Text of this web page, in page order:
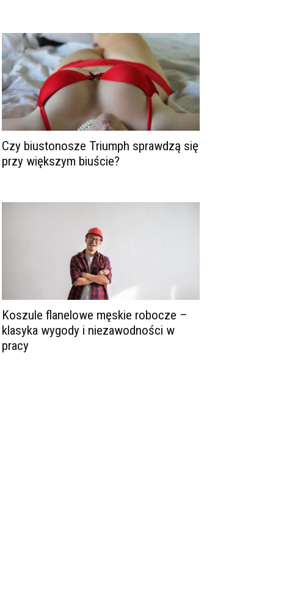
Czy biustonosze Triumph sprawdzą się
przy większym biuście?
Koszule flanelowe męskie robocze –
klasyka wygody i niezawodności w
pracy